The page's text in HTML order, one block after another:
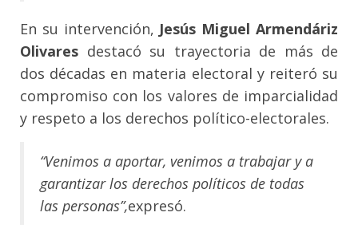
En su intervención, Jesús Miguel Armendáriz
Olivares destacó su trayectoria de más de
dos décadas en materia electoral y reiteró su
compromiso con los valores de imparcialidad
y respeto a los derechos político-electorales.
“Venimos a aportar, venimos a trabajar y a
garantizar los derechos políticos de todas
las personas”,expresó.